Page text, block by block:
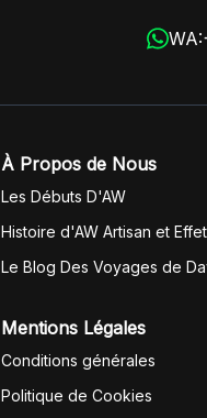
WA:
À Propos de Nous
Les Débuts D'AW
Histoire d'AW Artisan et
Le Blog Des Voyages de
Mentions Légales
Conditions générales
Politique de Cookies